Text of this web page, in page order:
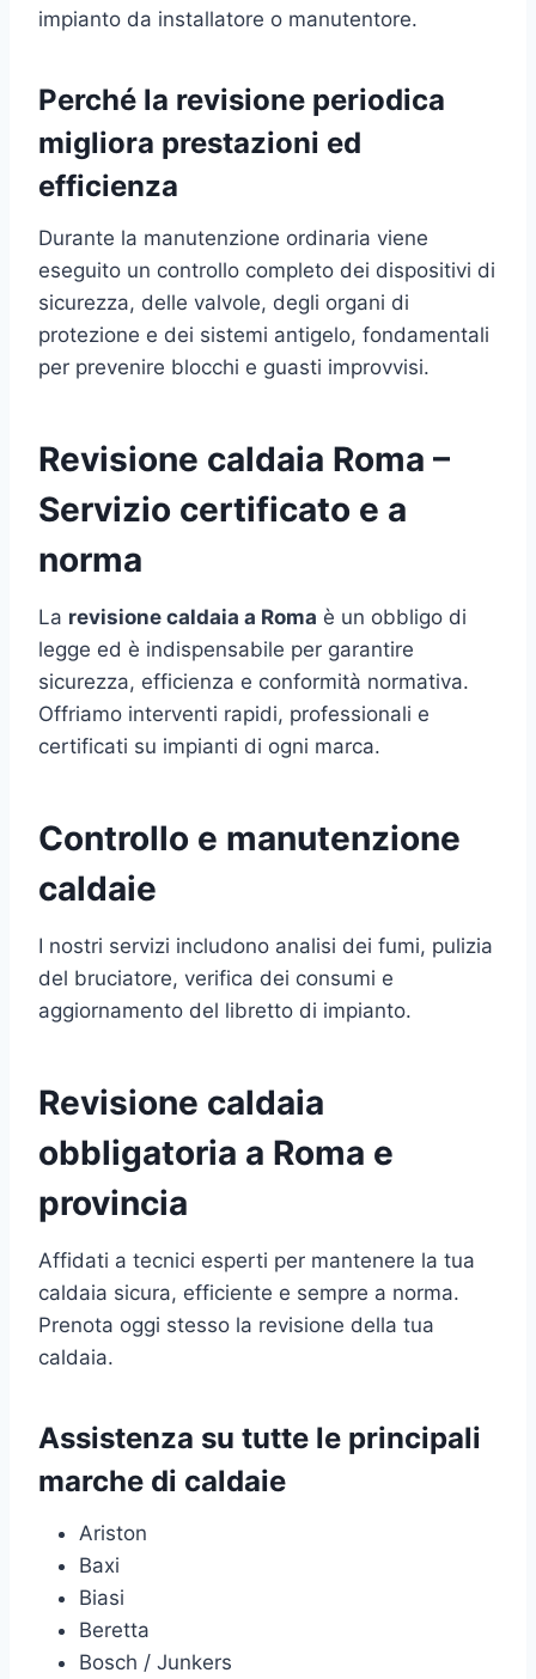
impianto da installatore o manutentore.
Perché la revisione periodica
migliora prestazioni ed
efficienza
Durante la manutenzione ordinaria viene
eseguito un controllo completo dei dispositivi di
sicurezza, delle valvole, degli organi di
protezione e dei sistemi antigelo, fondamentali
per prevenire blocchi e guasti improvvisi.
Revisione caldaia Roma –
Servizio certificato e a
norma
La revisione caldaia a Roma è un obbligo di
legge ed è indispensabile per garantire
sicurezza, efficienza e conformità normativa.
Offriamo interventi rapidi, professionali e
certificati su impianti di ogni marca.
Controllo e manutenzione
caldaie
I nostri servizi includono analisi dei fumi, pulizia
del bruciatore, verifica dei consumi e
aggiornamento del libretto di impianto.
Revisione caldaia
obbligatoria a Roma e
provincia
Affidati a tecnici esperti per mantenere la tua
caldaia sicura, efficiente e sempre a norma.
Prenota oggi stesso la revisione della tua
caldaia.
Assistenza su tutte le principali
marche di caldaie
Ariston
Baxi
Biasi
Beretta
Bosch / Junkers